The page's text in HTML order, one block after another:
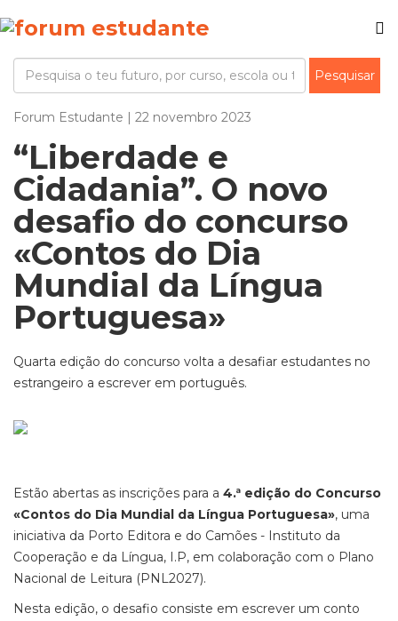
Forum Estudante | 22 novembro 2023
“Liberdade e
Cidadania”. O novo
desafio do concurso
«Contos do Dia
Mundial da Língua
Portuguesa»
Quarta edição do concurso volta a desafiar estudantes no
estrangeiro a escrever em português.
Estão abertas as inscrições para a 4.ª edição do Concurso
«Contos do Dia Mundial da Língua Portuguesa», uma
iniciativa da Porto Editora e do Camões - Instituto da
Cooperação e da Língua, I.P, em colaboração com o Plano
Nacional de Leitura (PNL2027).
Nesta edição, o desafio consiste em escrever um conto